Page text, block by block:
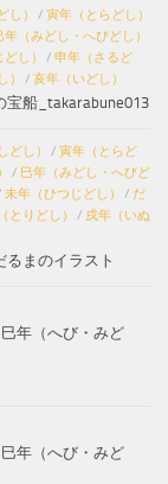
し） / 寅年（とらどし）
年（みどし・へびどし）
し） / 申年（さるど
） / 亥年（いどし）
宝船_takarabune013
どし） / 寅年（とらど
/ 巳年（みどし・へびど
未年（ひつじどし） / だ
とりどし） / 戌年（いぬ
まのイラスト
年（へび・みど
年（へび・みど